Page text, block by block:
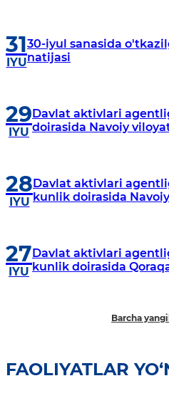
31
IYU
30-iyul sanasida
natijasi
29
IYU
Davlat aktivlari
doirasida Navoiy
28
IYU
Davlat aktivlari
kunlik doirasida
27
IYU
Davlat aktivlari
kunlik doirasida
Barcha
FAOLIYATLAR